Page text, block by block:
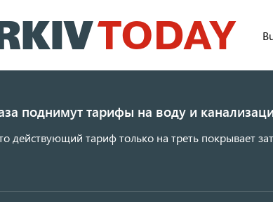
к
основному
поднимут тарифы на воду и
действующий тариф только на треть покрывает